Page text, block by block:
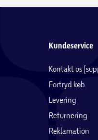
Kundeservice
Kontakt os
Fortryd køb
Levering
Returnering
Reklamation